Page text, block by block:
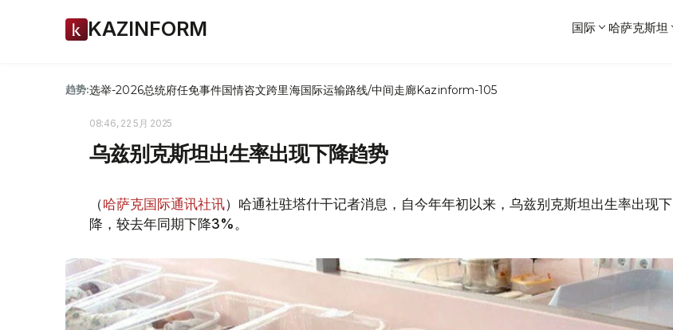
KAZINFORM 国际 哈萨克斯坦
趋势:选举-2026总统府任免事件国情咨文跨里海国际运输路线/中间走廊Kazinform-105
08:46, 22 5月 2025
乌兹别克斯坦出生率出现下降趋势
（哈萨克国际通讯社讯）哈通社驻塔什干记者消息，自今年年初以来，乌兹别克斯坦出生率出现下
降，较去年同期下降3%。